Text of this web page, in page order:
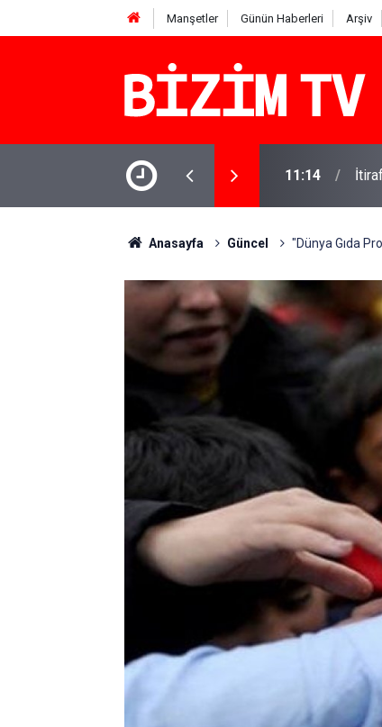
Manşetler Günün Haberleri Arşiv
Miraç yaşamını yitirdi: Komşusu
11:14
Anasayfa Güncel "Dünya Gıda